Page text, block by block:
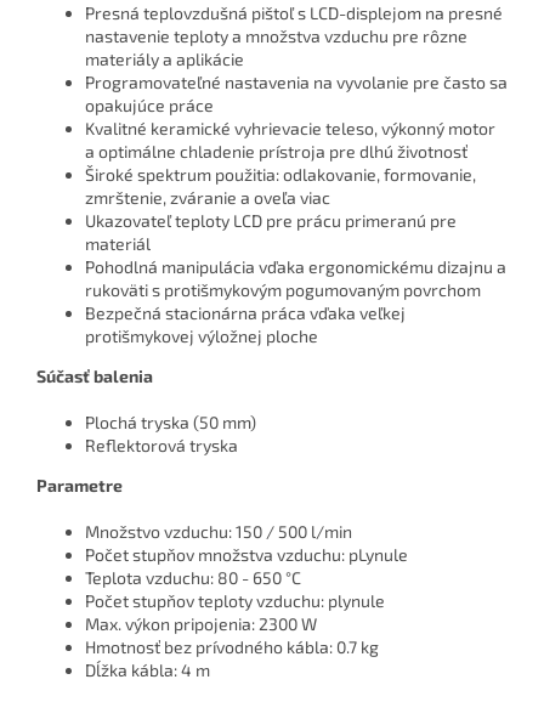
Presná teplovzdušná pištoľ s LCD-displejom na presné
nastavenie teploty a množstva vzduchu pre rôzne
materiály a aplikácie
Programovateľné nastavenia na vyvolanie pre často sa
opakujúce práce
Kvalitné keramické vyhrievacie teleso, výkonný motor
a optimálne chladenie prístroja pre dlhú životnosť
Široké spektrum použitia: odlakovanie, formovanie,
zmrštenie, zváranie a oveľa viac
Ukazovateľ teploty LCD pre prácu primeranú pre
materiál
Pohodlná manipulácia vďaka ergonomickému dizajnu a
rukoväti s protišmykovým pogumovaným povrchom
Bezpečná stacionárna práca vďaka veľkej
protišmykovej výložnej ploche
Súčasť balenia
Plochá tryska (50 mm)
Reflektorová tryska
Parametre
Množstvo vzduchu: 150 / 500 l/min
Počet stupňov množstva vzduchu: pLynule
Teplota vzduchu: 80 - 650 °C
Počet stupňov teploty vzduchu: plynule
Max. výkon pripojenia: 2300 W
Hmotnosť bez prívodného kábla: 0.7 kg
Dĺžka kábla: 4 m